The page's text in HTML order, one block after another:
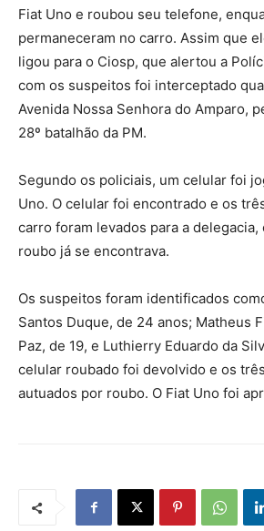
Fiat Uno e roubou seu telefone,
permaneceram no carro. Assim que
ligou para o Ciosp, que alertou a
com os suspeitos foi interceptado
Avenida Nossa Senhora do Amparo,
28º batalhão da PM.
Segundo os policiais, um celular foi
Uno. O celular foi encontrado e os
carro foram levados para a delegacia,
roubo já se encontrava.
Os suspeitos foram identificados
Santos Duque, de 24 anos; Matheus
Paz, de 19, e Luthierry Eduardo da
celular roubado foi devolvido e os
autuados por roubo. O Fiat Uno foi